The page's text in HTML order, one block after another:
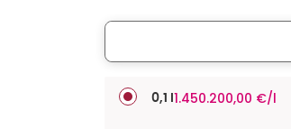
0,1 l 1.450.200,00 €/l